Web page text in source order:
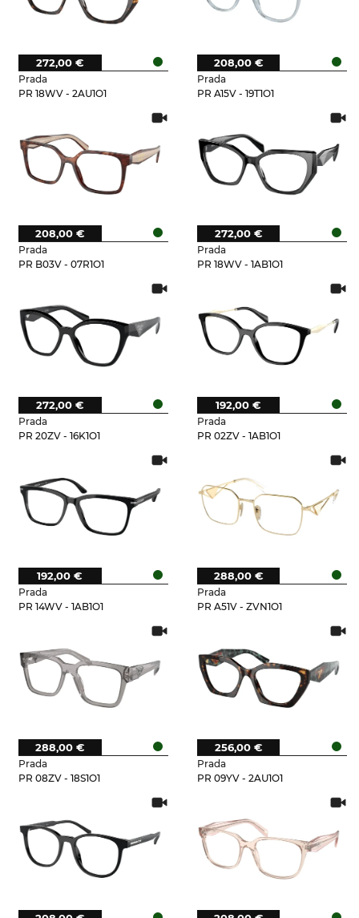
Prada
PR 18WV - 2AU1O1
272,00 €
Prada
PR A15V - 19T1O1
208,00 €
Prada
PR B03V - 07R1O1
208,00 €
Prada
PR 18WV - 1AB1O1
272,00 €
Prada
PR 20ZV - 16K1O1
272,00 €
Prada
PR 02ZV - 1AB1O1
192,00 €
Prada
PR 14WV - 1AB1O1
192,00 €
Prada
PR A51V - ZVN1O1
288,00 €
Prada
PR 08ZV - 18S1O1
288,00 €
Prada
PR 09YV - 2AU1O1
256,00 €